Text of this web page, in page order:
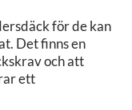
för de kan
Det finns en
och att
ett